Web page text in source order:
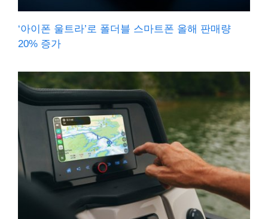
‘아이폰 울트라’로 폴더블 스마트폰 올해 판매량
20% 증가